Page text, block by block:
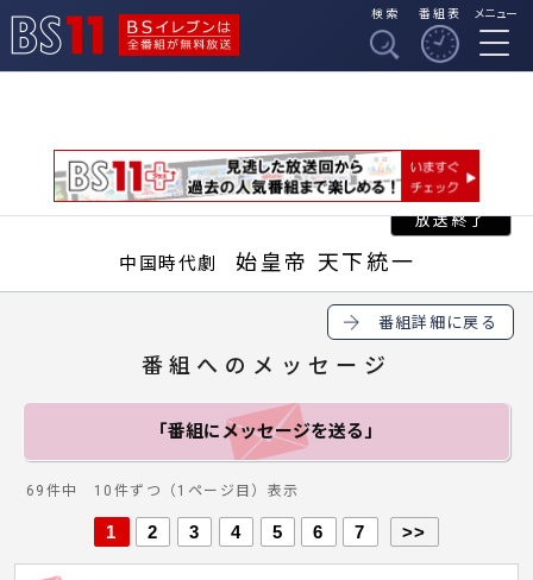
BSイレブンは全番組
検索 番組表 メニュー
中国時代劇 始皇帝 天下統一
番組詳細に戻る
番組へのメッセージ
「番組にメッセージを送る」
69件中 10件ずつ（1ページ目）表示
1 2 3 4 5 6 7 >>